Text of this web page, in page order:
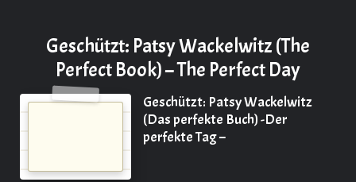
Geschützt: Patsy Wackelwitz (The
Perfect Book) – The Perfect Day
Geschützt: Patsy Wackelwitz
(Das perfekte Buch) -Der
perfekte Tag –